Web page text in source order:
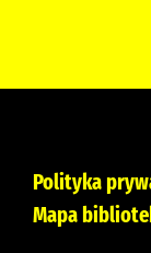
Polityka
Mapa